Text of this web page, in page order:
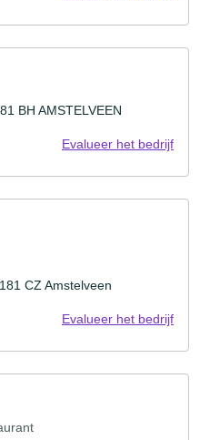
BH AMSTELVEEN
Evalueer het bedrijf
CZ Amstelveen
Evalueer het bedrijf